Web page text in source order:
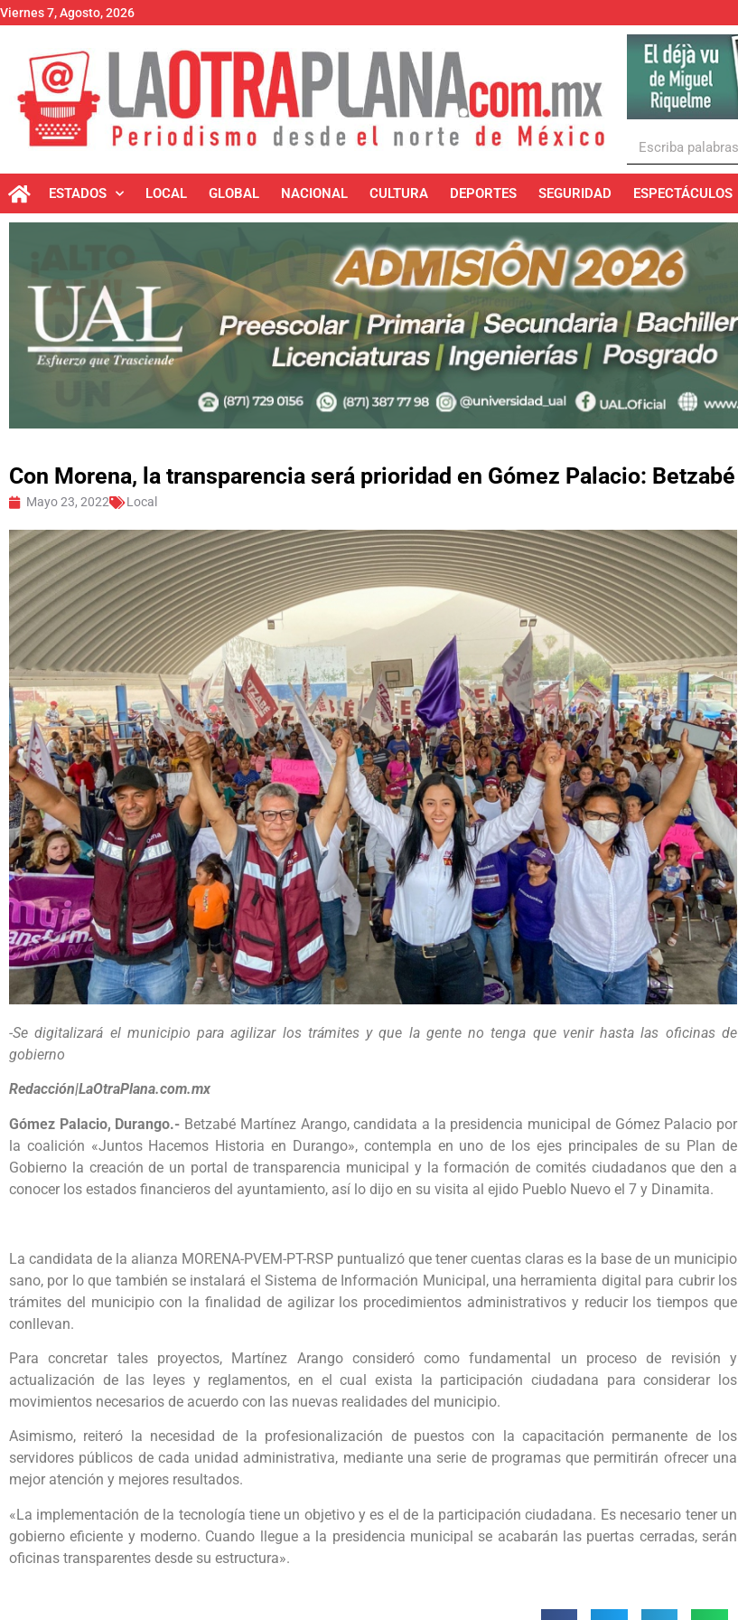
Viernes 7, Agosto, 2026
ESTADOS LOCAL GLOBAL NACIONAL CULTURA DEPORTES SEGURIDAD ESPECTÁCULOS
Con Morena, la transparencia será prioridad en Gómez Palacio: Betzabé
Mayo 23, 2022 Local
-Se digitalizará el municipio para agilizar los trámites y que la gente no tenga que venir hasta las oficinas de
gobierno
Redacción|LaOtraPlana.com.mx
Gómez Palacio, Durango.- Betzabé Martínez Arango, candidata a la presidencia municipal de Gómez Palacio por
la coalición «Juntos Hacemos Historia en Durango», contempla en uno de los ejes principales de su Plan de
Gobierno la creación de un portal de transparencia municipal y la formación de comités ciudadanos que den a
conocer los estados financieros del ayuntamiento, así lo dijo en su visita al ejido Pueblo Nuevo el 7 y Dinamita.
La candidata de la alianza MORENA-PVEM-PT-RSP puntualizó que tener cuentas claras es la base de un municipio
sano, por lo que también se instalará el Sistema de Información Municipal, una herramienta digital para cubrir los
trámites del municipio con la finalidad de agilizar los procedimientos administrativos y reducir los tiempos que
conllevan.
Para concretar tales proyectos, Martínez Arango consideró como fundamental un proceso de revisión y
actualización de las leyes y reglamentos, en el cual exista la participación ciudadana para considerar los
movimientos necesarios de acuerdo con las nuevas realidades del municipio.
Asimismo, reiteró la necesidad de la profesionalización de puestos con la capacitación permanente de los
servidores públicos de cada unidad administrativa, mediante una serie de programas que permitirán ofrecer una
mejor atención y mejores resultados.
«La implementación de la tecnología tiene un objetivo y es el de la participación ciudadana. Es necesario tener un
gobierno eficiente y moderno. Cuando llegue a la presidencia municipal se acabarán las puertas cerradas, serán
oficinas transparentes desde su estructura».